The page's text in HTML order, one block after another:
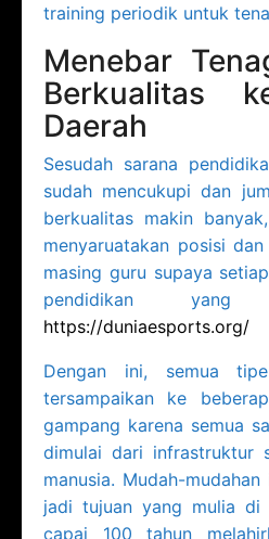
training periodik untuk
Menebar
Berkualitas
Daerah
Sesudah sarana
sudah mencukupi dan
berkualitas makin
menyaruatakan posisi
masing guru supaya
pendidikan
https://duniaesports.org/
Dengan ini, semua
tersampaikan ke
gampang karena semua
dimulai dari infrastruktur
manusia. Mudah-
jadi tujuan yang mulia di
capai 100 tahun